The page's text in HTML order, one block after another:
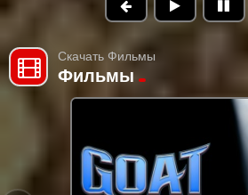
Скачать Фильмы
Фильмы